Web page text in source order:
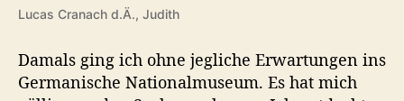
Lucas Cranach d.Ä., Judith
Damals ging ich ohne jegliche Erwartungen ins
Germanische Nationalmuseum. Es hat mich